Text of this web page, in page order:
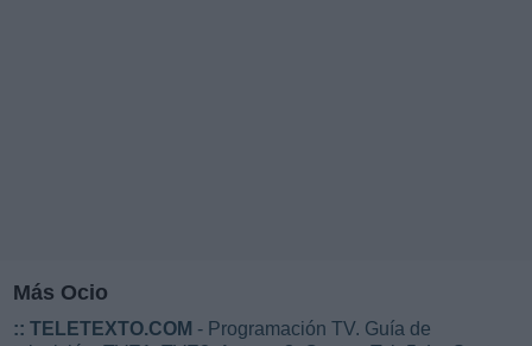
Más Ocio
:: TELETEXTO.COM - Programación TV. Guía de